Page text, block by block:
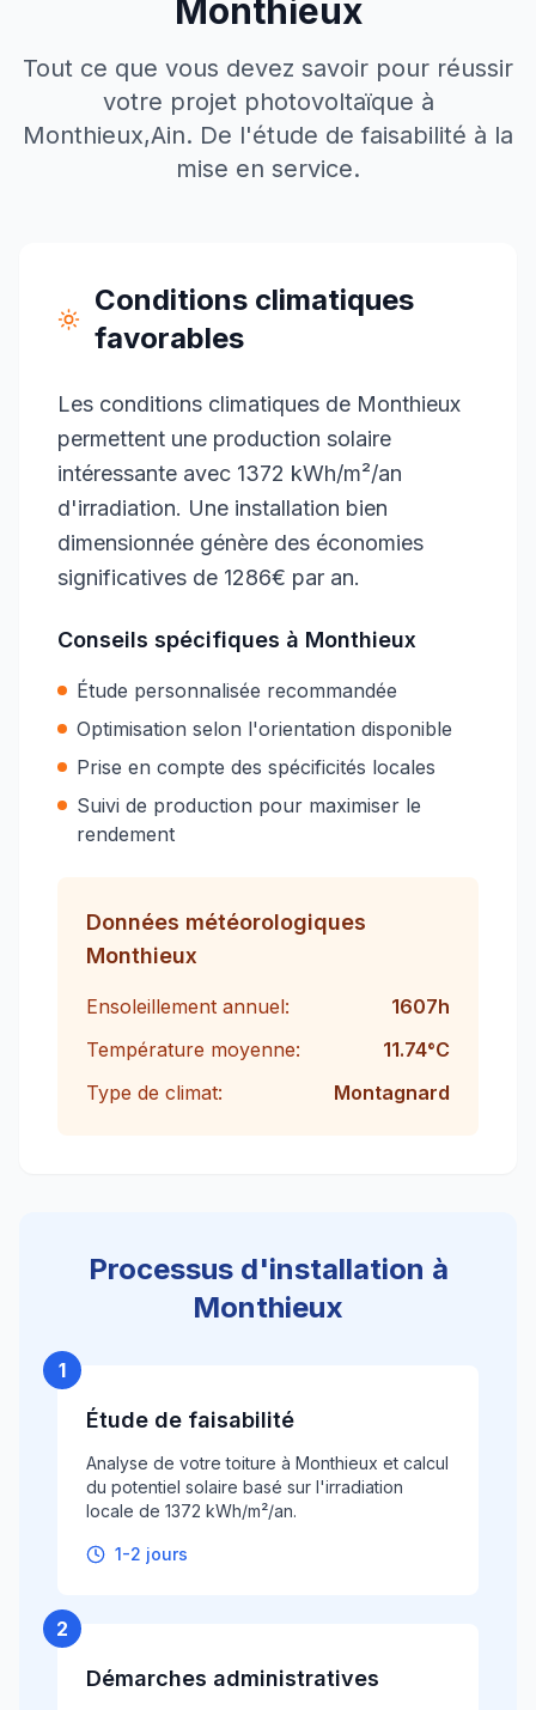
Monthieux
Tout ce que vous devez savoir pour réussir
votre projet photovoltaïque à
Monthieux,Ain. De l'étude de faisabilité à la
mise en service.
Conditions climatiques
favorables
Les conditions climatiques de Monthieux
permettent une production solaire
intéressante avec 1372 kWh/m²/an
d'irradiation. Une installation bien
dimensionnée génère des économies
significatives de 1286€ par an.
Conseils spécifiques à Monthieux
Étude personnalisée recommandée
Optimisation selon l'orientation disponible
Prise en compte des spécificités locales
Suivi de production pour maximiser le
rendement
Données météorologiques
Monthieux
Ensoleillement annuel: 1607h
Température moyenne:
11.74°C
Type de climat:
Montagnard
Processus d'installation à
Monthieux
1
Étude de faisabilité
Analyse de votre toiture à Monthieux et calcul
du potentiel solaire basé sur l'irradiation
locale de 1372 kWh/m²/an.
1-2 jours
2
Démarches administratives